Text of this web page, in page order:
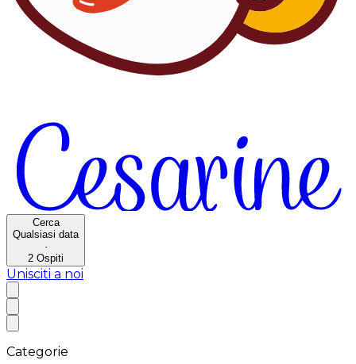
Cerca
Qualsiasi data
·
2 Ospiti
Unisciti a noi
Categorie